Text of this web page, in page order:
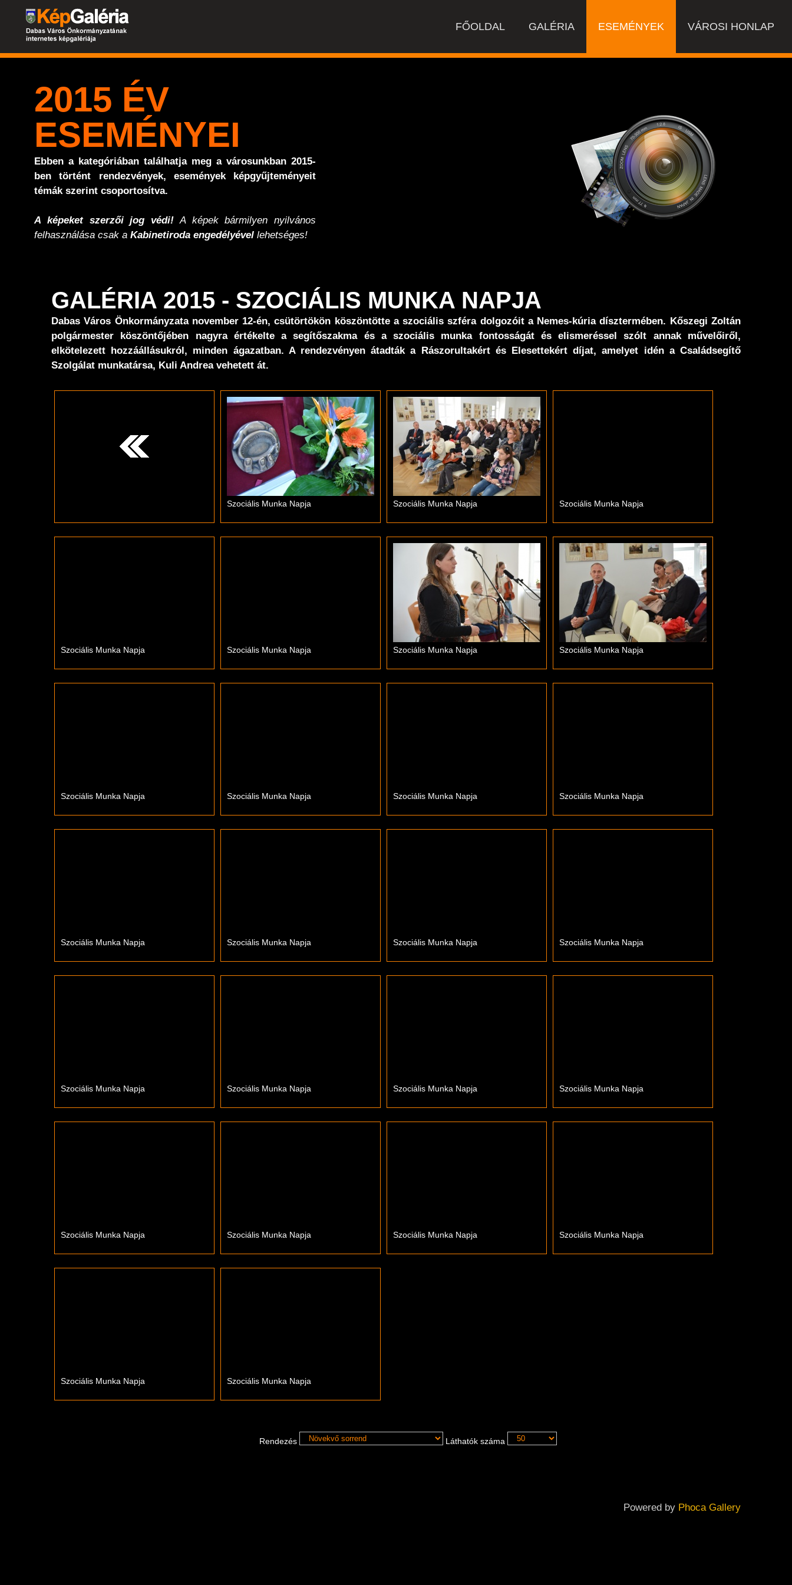
FŐOLDAL GALÉRIA ESEMÉNYEK VÁROSI HONLAP
2015 ÉV
ESEMÉNYEI
Ebben a kategóriában találhatja meg a városunkban 2015-
ben történt rendezvények, események képgyűjteményeit
témák szerint csoportosítva.
A képeket szerzői jog védi! A képek bármilyen nyilvános
felhasználása csak a Kabinetiroda engedélyével lehetséges!
GALÉRIA 2015 - SZOCIÁLIS MUNKA NAPJA
Dabas Város Önkormányzata november 12-én, csütörtökön köszöntötte a szociális szféra dolgozóit a Nemes-kúria dísztermében. Kőszegi Zoltán
polgármester köszöntőjében nagyra értékelte a segítőszakma és a szociális munka fontosságát és elismeréssel szólt annak művelőiről,
elkötelezett hozzáállásukról, minden ágazatban. A rendezvényen átadták a Rászorultakért és Elesettekért díjat, amelyet idén a Családsegítő
Szolgálat munkatársa, Kuli Andrea vehetett át.
Szociális Munka Napja Szociális Munka Napja Szociális Munka Napja
Szociális Munka Napja Szociális Munka Napja Szociális Munka Napja Szociális Munka Napja
Szociális Munka Napja Szociális Munka Napja Szociális Munka Napja Szociális Munka Napja
Szociális Munka Napja Szociális Munka Napja Szociális Munka Napja Szociális Munka Napja
Szociális Munka Napja Szociális Munka Napja Szociális Munka Napja Szociális Munka Napja
Szociális Munka Napja Szociális Munka Napja Szociális Munka Napja Szociális Munka Napja
Szociális Munka Napja Szociális Munka Napja
Rendezés Láthatók száma
Powered by Phoca Gallery